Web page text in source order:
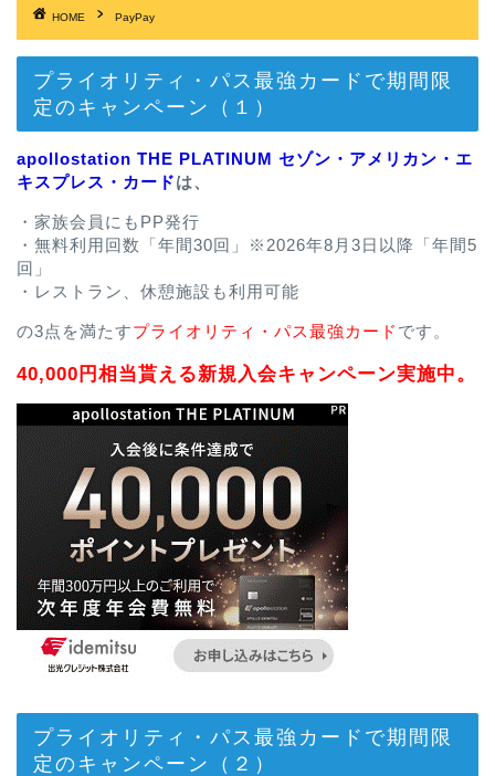
HOME PayPay
プライオリティ・パス最強カードで期間限
定のキャンペーン（１）
apollostation THE PLATINUM セゾン・アメリカン・エ
キスプレス・カードは、
・家族会員にもPP発行
・無料利用回数「年間30回」※2026年8月3日以降「年間5
回」
・レストラン、休憩施設も利用可能
の3点を満たすプライオリティ・パス最強カード です。
40,000円相当貰える新規入会キャンペーン実施中。
プライオリティ・パス最強カードで期間限
定のキャンペーン（２）